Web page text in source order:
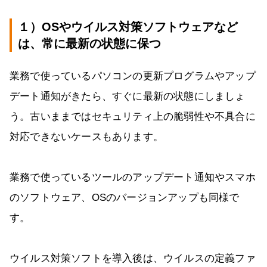
１）OSやウイルス対策ソフトウェアなど
は、常に最新の状態に保つ
業務で使っているパソコンの更新プログラムやアップ
デート通知がきたら、すぐに最新の状態にしましょ
う。古いままではセキュリティ上の脆弱性や不具合に
対応できないケースもあります。
業務で使っているツールのアップデート通知やスマホ
のソフトウェア、OSのバージョンアップも同様で
す。
ウイルス対策ソフトを導入後は、ウイルスの定義ファ